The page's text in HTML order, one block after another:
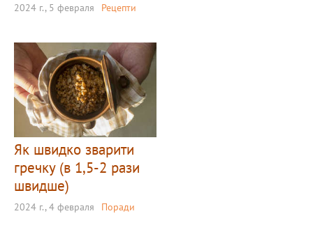
2024 г., 5 февраля Рецепти
Як швидко зварити
гречку (в 1,5-2 рази
швидше)
2024 г., 4 февраля Поради